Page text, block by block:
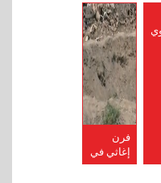
فرن
إغاثي في
بلدة